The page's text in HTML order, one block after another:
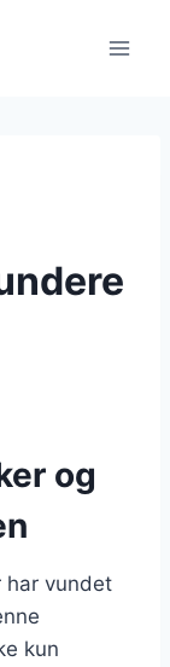
og
har vundet
kun